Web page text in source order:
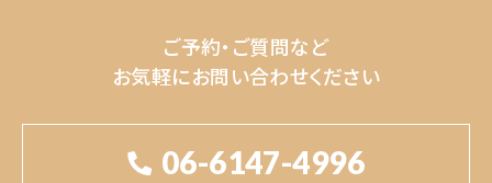
ご予約・ご質問など
お気軽にお問い合わせください
06-6147-4996